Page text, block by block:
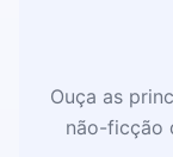
Ouça as
não-ficção